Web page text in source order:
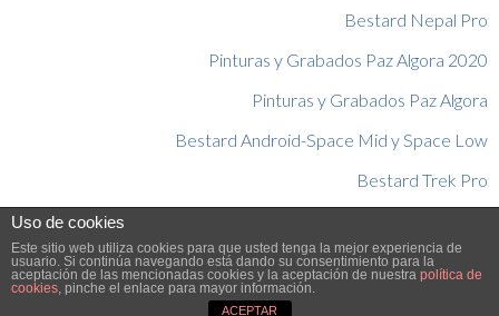
Bestard Nepal Pro
Pinturas y Grabados Paz Algora 2020
Pinturas y Grabados Paz Algora
Bestard Android-Space Mid y Space Low
Bestard Trek Pro
© Copyright 2026 - Aventúrate S.L.
Uso de cookies
Este sitio web utiliza cookies para que usted tenga la mejor experiencia de
usuario. Si continúa navegando está dando su consentimiento para la
aceptación de las mencionadas cookies y la aceptación de nuestra política de
cookies, pinche el enlace para mayor información.
ACEPTAR